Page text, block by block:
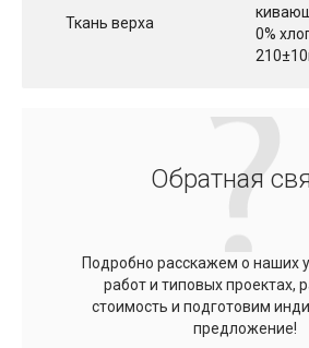
Ткань верха
0%
Обратная
Подробно расскажем о наших
работ и типовых проектах,
стоимость и подготовим
предложение!